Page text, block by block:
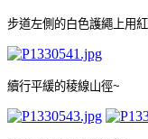
步道左側的白色護繩上用
續行平緩的稜線山徑~